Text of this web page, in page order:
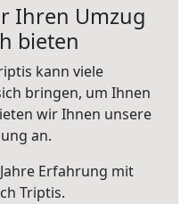
Ihren Umzug
bieten
kann viele
bringen, um Ihnen
wir Ihnen unsere
an.
Erfahrung mit
Triptis.